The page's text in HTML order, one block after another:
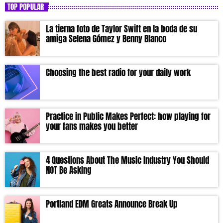
TOP POPULAR
La tierna foto de Taylor Swift en la boda de su
amiga Selena Gómez y Benny Blanco
Choosing the best radio for your daily work
Practice in Public Makes Perfect: how playing for
your fans makes you better
4 Questions About The Music Industry You Should
NOT Be Asking
Portland EDM Greats Announce Break Up